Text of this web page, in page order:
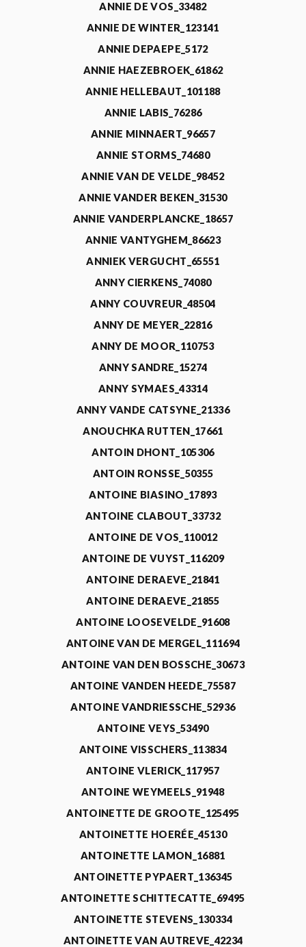
ANNIE DE VOS_33482
ANNIE DE WINTER_123141
ANNIE DEPAEPE_5172
ANNIE HAEZEBROEK_61862
ANNIE HELLEBAUT_101188
ANNIE LABIS_76286
ANNIE MINNAERT_96657
ANNIE STORMS_74680
ANNIE VAN DE VELDE_98452
ANNIE VANDER BEKEN_31530
ANNIE VANDERPLANCKE_18657
ANNIE VANTYGHEM_86623
ANNIEK VERGUCHT_65551
ANNY CIERKENS_74080
ANNY COUVREUR_48504
ANNY DE MEYER_22816
ANNY DE MOOR_110753
ANNY SANDRE_15274
ANNY SYMAES_43314
ANNY VANDE CATSYNE_21336
ANOUCHKA RUTTEN_17661
ANTOIN DHONT_105306
ANTOIN RONSSE_50355
ANTOINE BIASINO_17893
ANTOINE CLABOUT_33732
ANTOINE DE VOS_110012
ANTOINE DE VUYST_116209
ANTOINE DERAEVE_21841
ANTOINE DERAEVE_21855
ANTOINE LOOSEVELDE_91608
ANTOINE VAN DE MERGEL_111694
ANTOINE VAN DEN BOSSCHE_30673
ANTOINE VANDEN HEEDE_75587
ANTOINE VANDRIESSCHE_52936
ANTOINE VEYS_53490
ANTOINE VISSCHERS_113834
ANTOINE VLERICK_117957
ANTOINE WEYMEELS_91948
ANTOINETTE DE GROOTE_125495
ANTOINETTE HOERÉE_45130
ANTOINETTE LAMON_16881
ANTOINETTE PYPAERT_136345
ANTOINETTE SCHITTECATTE_69495
ANTOINETTE STEVENS_130334
ANTOINETTE VAN AUTREVE_42234